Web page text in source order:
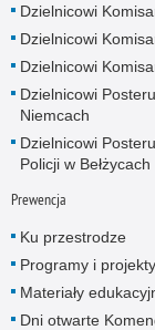
Dzielnicowi
Dzielnicowi
Dzielnicowi
Dzielnicowi
Niemcach
Dzielnicowi
Policji w Bełżycach
Prewencja
Ku przestrodze
Programy i
Materiały
Dni otwarte